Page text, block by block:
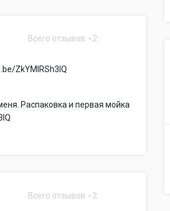
Всего отзывов 2
ZkYMlRSh3lQ
Распаковка и первая мойка
Всего отзывов 2